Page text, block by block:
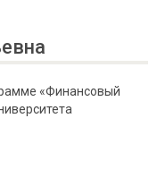
«Финансовый